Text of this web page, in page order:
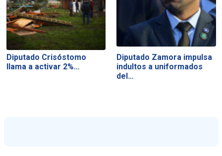
Diputado Crisóstomo
llama a activar 2%…
Diputado Zamora impulsa
indultos a uniformados
del…